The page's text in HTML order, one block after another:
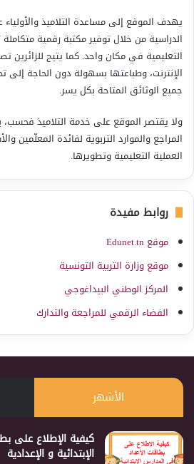
يهدف الموقع إلى مساعدة التلاميذ
الدراسية من خلال توفير مكتبة رقمية
التعليمية في مكان واحد. كما يتيح للزائرين
الإنترنت، وطباعتها بسهولة دون الحاجة إلى
جميع الوثائق المتاحة بكل يسر.
ولا يقتصر الموقع على خدمة التلاميذ
المراجع والموارد التربوية لفائدة المعلّمين
العملية التعليمية وتطويرها.
روابط مفيدة
موقع Edunet.tn
موقع وزارة التربية التونسية
المركز الوطني البيداغوجي
الفضاء الرقمي للمراجعة والتدارك
الأشهر
كيفية الإطلاع على
الإبتدائية و الإعدادية